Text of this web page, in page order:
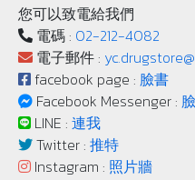
您可以致電給我們
電碼 : 02-212-4082
電子郵件 :
facebook page : 臉書
Facebook Messenger :
LINE : 連我
Twitter : 推特
Instagram : 照片牆